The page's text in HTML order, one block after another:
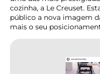
cozinha, a Le Creuset.
público a nova imagem
mais o seu